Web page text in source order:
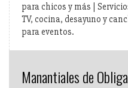
para chicos y más |
TV, cocina, desayuno y
para eventos.
Manantiales de